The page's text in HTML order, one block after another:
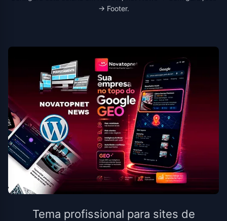
→ Footer.
Tema profissional para sites de